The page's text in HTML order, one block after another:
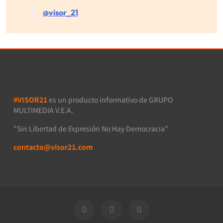
@visor_21
#VISOR21 es un producto informativo de GRUPO
MULTIMEDIA V.E.A.
"Sin Libertad de Expresión No Hay Democracia"
contacto@visor21.com